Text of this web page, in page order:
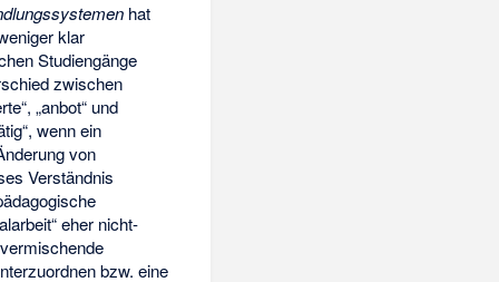
hat
klar
Studiengänge
zwischen
„anbot“ und
wenn ein
von
Verständnis
eher nicht-
bzw. eine